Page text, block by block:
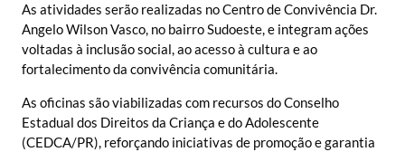
As atividades serão realizadas no Centro de Convivência Dr.
Angelo Wilson Vasco, no bairro Sudoeste, e integram ações
voltadas à inclusão social, ao acesso à cultura e ao
fortalecimento da convivência comunitária.
As oficinas são viabilizadas com recursos do Conselho
Estadual dos Direitos da Criança e do Adolescente
(CEDCA/PR), reforçando iniciativas de promoção e garantia